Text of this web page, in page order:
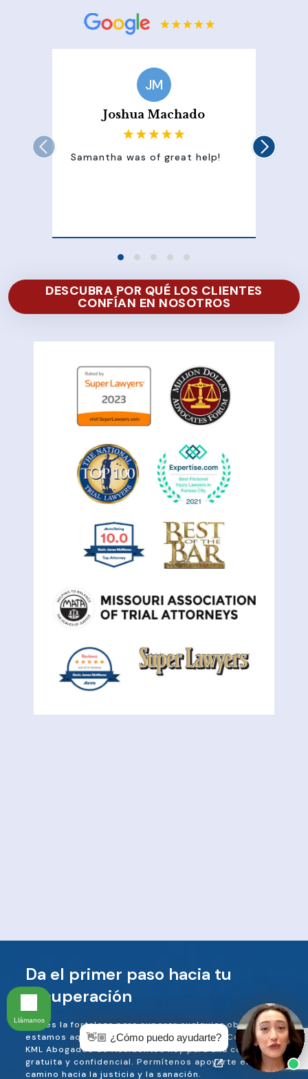
JM
Joshua Machado
Samantha was of great help!
DESCUBRA POR QUÉ LOS CLIENTES
CONFÍAN EN NOSOTROS
Da el primer paso hacia tu
recuperación
Tienes la fortaleza para superar cualquier obstáculo, y
estamos aquí para ayudarte en el camino. Contacta a
KML Abogados de Accidentes hoy para una consulta
gratuita y confidencial. Permítenos apoyarte en tu
camino hacia la justicia y la sanación.
👋🏼 ¿Cómo puedo ayudarte?
Llámanos